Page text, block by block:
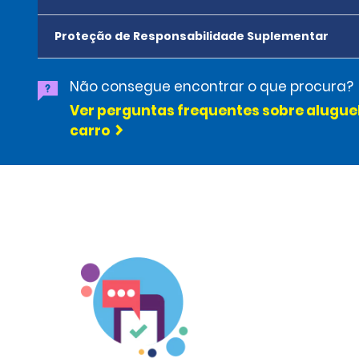
Proteção de Responsabilidade Suplementar
Não consegue encontrar o que procura?
Ver perguntas frequentes sobre
carro